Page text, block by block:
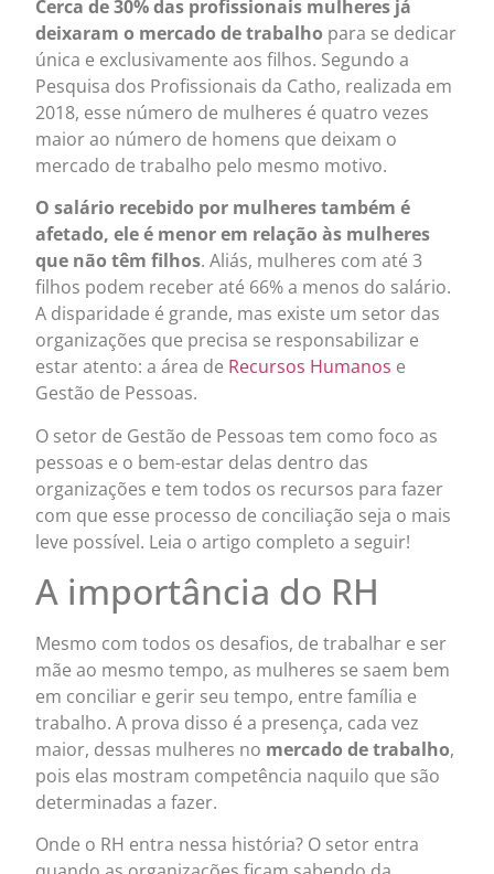
Cerca de 30% das profissionais mulheres já
deixaram o mercado de trabalho para se dedicar
única e exclusivamente aos filhos. Segundo a
Pesquisa dos Profissionais da Catho, realizada em
2018, esse número de mulheres é quatro vezes
maior ao número de homens que deixam o
mercado de trabalho pelo mesmo motivo.
O salário recebido por mulheres também é
afetado, ele é menor em relação às mulheres
que não têm filhos. Aliás, mulheres com até 3
filhos podem receber até 66% a menos do salário.
A disparidade é grande, mas existe um setor das
organizações que precisa se responsabilizar e
estar atento: a área de Recursos Humanos e
Gestão de Pessoas.
O setor de Gestão de Pessoas tem como foco as
pessoas e o bem-estar delas dentro das
organizações e tem todos os recursos para fazer
com que esse processo de conciliação seja o mais
leve possível. Leia o artigo completo a seguir!
A importância do RH
Mesmo com todos os desafios, de trabalhar e ser
mãe ao mesmo tempo, as mulheres se saem bem
em conciliar e gerir seu tempo, entre família e
trabalho. A prova disso é a presença, cada vez
maior, dessas mulheres no mercado de trabalho,
pois elas mostram competência naquilo que são
determinadas a fazer.
Onde o RH entra nessa história? O setor entra